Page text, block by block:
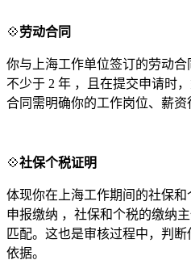
💠劳动合同
你与上海工作单位签订的劳动
不少于 2 年 ，且在提交申请时
合同需明确你的工作岗位、薪资
💠社保个税证明
体现你在上海工作期间的社保
申报缴纳 ，社保和个税的缴纳
匹配。这也是审核过程中，判
依据。